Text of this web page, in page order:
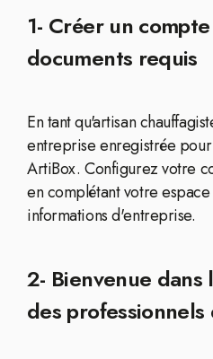
1- Créer un
documents requis
En tant qu'artisan
entreprise enregistrée
ArtiBox. Configurez votre
en complétant votre
informations d'entreprise.
2- Bienvenue dans
des